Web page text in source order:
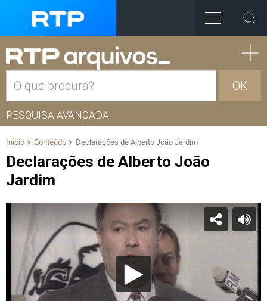
OK
PESQUISA AVANÇADA
Início Conteúdo Declarações de Alberto João Jardim
Declarações de Alberto João
Jardim